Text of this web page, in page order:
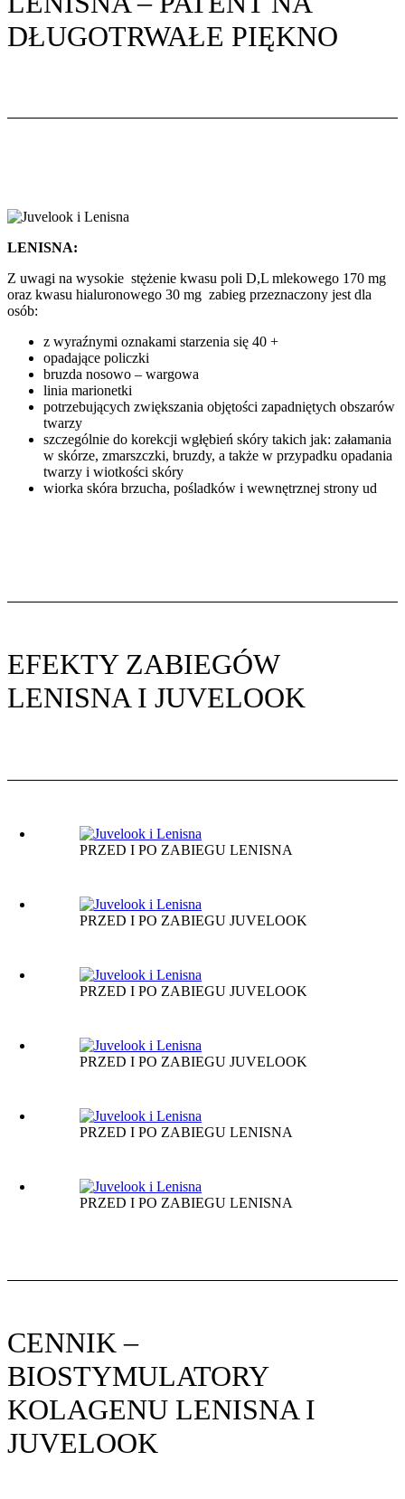
DŁUGOTRWAŁE PIĘKNO
LENISNA:
Z uwagi na wysokie stężenie kwasu poli D,L mlekowego 170 mg
oraz kwasu hialuronowego 30 mg zabieg przeznaczony jest dla
osób:
z wyraźnymi oznakami starzenia się 40 +
opadające policzki
bruzda nosowo – wargowa
linia marionetki
potrzebujących zwiększania objętości zapadniętych obszarów
twarzy
szczególnie do korekcji wgłębień skóry takich jak: załamania
w skórze, zmarszczki, bruzdy, a także w przypadku opadania
twarzy i wiotkości skóry
wiorka skóra brzucha, pośladków i wewnętrznej strony ud
EFEKTY ZABIEGÓW
LENISNA I JUVELOOK
PRZED I PO ZABIEGU LENISNA
PRZED I PO ZABIEGU JUVELOOK
PRZED I PO ZABIEGU JUVELOOK
PRZED I PO ZABIEGU JUVELOOK
PRZED I PO ZABIEGU LENISNA
PRZED I PO ZABIEGU LENISNA
CENNIK –
BIOSTYMULATORY
KOLAGENU LENISNA I
JUVELOOK